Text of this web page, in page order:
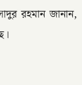
রহমান জানান,